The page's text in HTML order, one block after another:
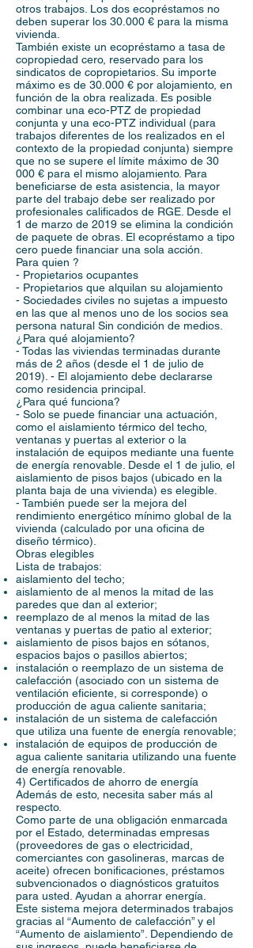
otros trabajos. Los dos ecopréstamos no
deben superar los 30.000 € para la misma
vivienda.
También existe un ecopréstamo a tasa de
copropiedad cero, reservado para los
sindicatos de copropietarios. Su importe
máximo es de 30.000 € por alojamiento, en
función de la obra realizada. Es posible
combinar una eco-PTZ de propiedad
conjunta y una eco-PTZ individual (para
trabajos diferentes de los realizados en el
contexto de la propiedad conjunta) siempre
que no se supere el límite máximo de 30
000 € para el mismo alojamiento. Para
beneficiarse de esta asistencia, la mayor
parte del trabajo debe ser realizado por
profesionales calificados de RGE. Desde el
1 de marzo de 2019 se elimina la condición
de paquete de obras. El ecopréstamo a tipo
cero puede financiar una sola acción.
Para quien ?
- Propietarios ocupantes
- Propietarios que alquilan su alojamiento
- Sociedades civiles no sujetas a impuesto
en las que al menos uno de los socios sea
persona natural Sin condición de medios.
¿Para qué alojamiento?
- Todas las viviendas terminadas durante
más de 2 años (desde el 1 de julio de
2019). - El alojamiento debe declararse
como residencia principal.
¿Para qué funciona?
- Solo se puede financiar una actuación,
como el aislamiento térmico del techo,
ventanas y puertas al exterior o la
instalación de equipos mediante una fuente
de energía renovable. Desde el 1 de julio, el
aislamiento de pisos bajos (ubicado en la
planta baja de una vivienda) es elegible.
- También puede ser la mejora del
rendimiento energético mínimo global de la
vivienda (calculado por una oficina de
diseño térmico).
Obras elegibles
Lista de trabajos:
aislamiento del techo;
aislamiento de al menos la mitad de las
paredes que dan al exterior;
reemplazo de al menos la mitad de las
ventanas y puertas de patio al exterior;
aislamiento de pisos bajos en sótanos,
espacios bajos o pasillos abiertos;
instalación o reemplazo de un sistema de
calefacción (asociado con un sistema de
ventilación eficiente, si corresponde) o
producción de agua caliente sanitaria;
instalación de un sistema de calefacción
que utiliza una fuente de energía renovable;
instalación de equipos de producción de
agua caliente sanitaria utilizando una fuente
de energía renovable.
4) Certificados de ahorro de energía
Además de esto, necesita saber más al
respecto.
Como parte de una obligación enmarcada
por el Estado, determinadas empresas
(proveedores de gas o electricidad,
comerciantes con gasolineras, marcas de
aceite) ofrecen bonificaciones, préstamos
subvencionados o diagnósticos gratuitos
para usted. Ayudan a ahorrar energía.
Este sistema mejora determinados trabajos
gracias al “Aumento de calefacción” y el
“Aumento de aislamiento”. Dependiendo de